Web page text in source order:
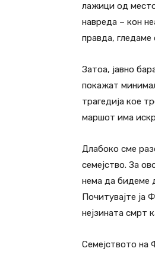
лажици од
навреда – кон
правда, гледаме
Затоа, јавно
покажат
трагедија кое
маршот има
Длабоко сме
семејство. За
нема да бидеме
Почитувајте ја
нејзината смрт
Семејството на